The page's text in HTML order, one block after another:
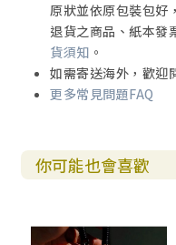
原狀並依原包裝包好
退貨之商品、紙本發
貨須知 。
如需寄送海外，歡迎
更多常見問題FAQ
你可能也會喜歡